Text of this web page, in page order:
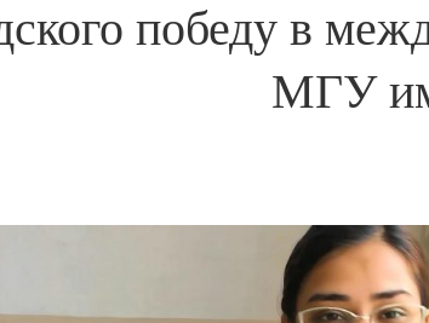
победу в
МГУ